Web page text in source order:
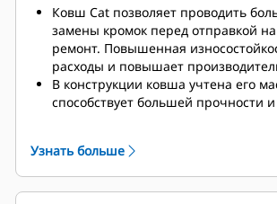
обслуживания
Ковш Cat позволяет проводить
замены кромок перед отправкой
ремонт. Повышенная
расходы и повышает
В конструкции ковша учтена его
способствует большей прочности
А оснастка для землеройных орудий
гарантирует огромное
преимущество.
Узнать больше